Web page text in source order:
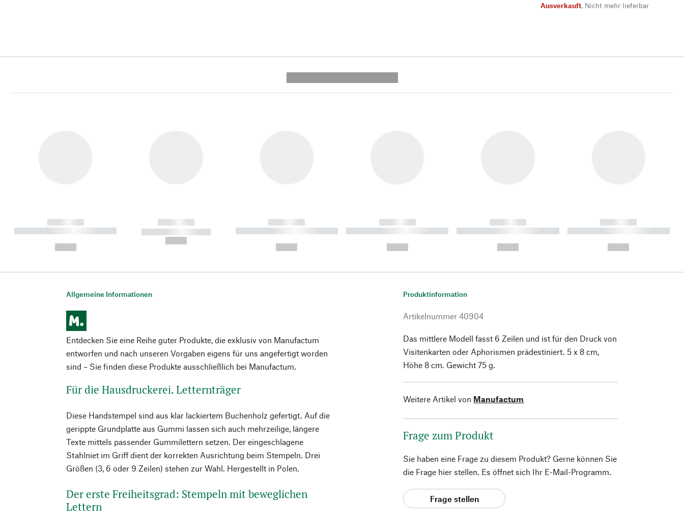
Ausverkauft, Nicht mehr lieferbar
------------
----------- ----------- ----------
------------
----------- -----------
------------
----------- ----------- ----------
------------
----------- ----------- ----------
------------
----------- ----------- ----------
------------
----------- ----------- ----------
Allgemeine Informationen
Entdecken Sie eine Reihe guter Produkte, die exklusiv von Manufactum
entworfen und nach unseren Vorgaben eigens für uns angefertigt worden
sind – Sie finden diese Produkte ausschließlich bei Manufactum.
Für die Hausdruckerei. Letternträger
Diese Handstempel sind aus klar lackiertem Buchenholz gefertigt. Auf die
gerippte Grundplatte aus Gummi lassen sich auch mehrzeilige, längere
Texte mittels passender Gummilettern setzen. Der eingeschlagene
Stahlniet im Griff dient der korrekten Ausrichtung beim Stempeln. Drei
Größen (3, 6 oder 9 Zeilen) stehen zur Wahl. Hergestellt in Polen.
Der erste Freiheitsgrad: Stempeln mit beweglichen
Lettern
Produktinformation
Artikelnummer 40904
Das mittlere Modell fasst 6 Zeilen und ist für den Druck von
Visitenkarten oder Aphorismen prädestiniert. 5 x 8 cm,
Höhe 8 cm. Gewicht 75 g.
Weitere Artikel von Manufactum
Frage zum Produkt
Sie haben eine Frage zu diesem Produkt? Gerne können Sie
die Frage hier stellen. Es öffnet sich Ihr E-Mail-Programm.
Frage stellen